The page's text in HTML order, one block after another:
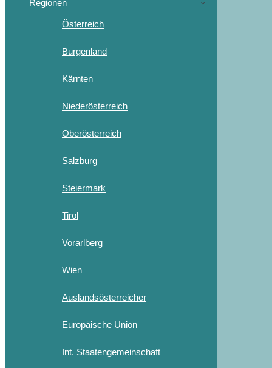
Regionen
Österreich
Burgenland
Kärnten
Niederösterreich
Oberösterreich
Salzburg
Steiermark
Tirol
Vorarlberg
Wien
Auslandsösterreicher
Europäische Union
Int. Staatengemeinschaft